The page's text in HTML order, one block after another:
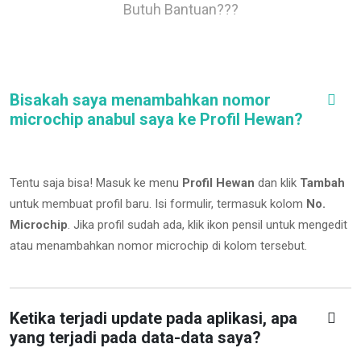
Butuh Bantuan???
Bisakah saya menambahkan nomor
microchip anabul saya ke Profil Hewan?
Tentu saja bisa! Masuk ke menu Profil Hewan dan klik Tambah
untuk membuat profil baru. Isi formulir, termasuk kolom No.
Microchip. Jika profil sudah ada, klik ikon pensil untuk mengedit
atau menambahkan nomor microchip di kolom tersebut.
Ketika terjadi update pada aplikasi, apa
yang terjadi pada data-data saya?